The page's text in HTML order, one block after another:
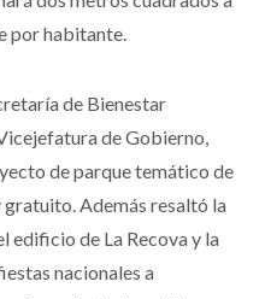
dos metros cuadrados a
por habitante.
de Bienestar
de Gobierno,
de parque temático de
gratuito. Además resaltó la
edificio de La Recova y la
nacionales a